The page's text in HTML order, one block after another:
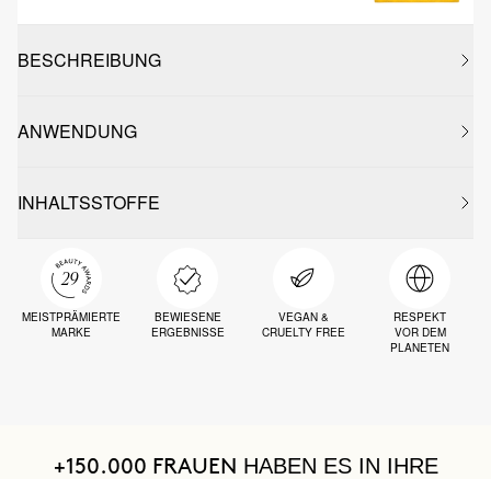
BESCHREIBUNG
ANWENDUNG
INHALTSSTOFFE
MEISTPRÄMIERTE
MARKE
BEWIESENE
ERGEBNISSE
VEGAN &
CRUELTY FREE
RESPEKT
VOR DEM
PLANETEN
+150.000 FRAUEN HABEN ES IN IHRE